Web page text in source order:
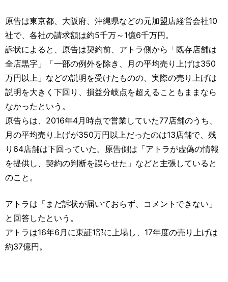
原告は東京都、大阪府、沖縄県などの元加盟店経営会社10
社で、各社の請求額は約5千万～1億6千万円。
訴状によると、原告は契約前、アトラ側から「既存店舗は
全店黒字」「一部の例外を除き、月の平均売り上げは350
万円以上」などの説明を受けたものの、実際の売り上げは
説明を大きく下回り、損益分岐点を超えることもままなら
なかったという。
原告らは、2016年4月時点で営業していた77店舗のうち、
月の平均売り上げが350万円以上だったのは13店舗で、残
り64店舗は下回っていた。原告側は「アトラが虚偽の情報
を提供し、契約の判断を誤らせた」などと主張していると
のこと。
アトラは「まだ訴状が届いておらず、コメントできない」
と回答したという。
アトラは16年6月に東証1部に上場し、17年度の売り上げは
約37億円。